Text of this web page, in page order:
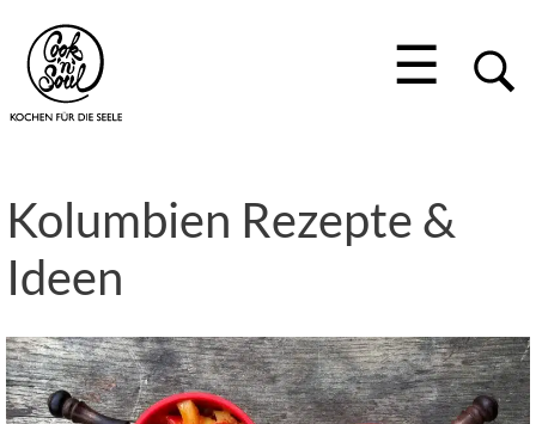
☰
Kolumbien Rezepte &
Ideen